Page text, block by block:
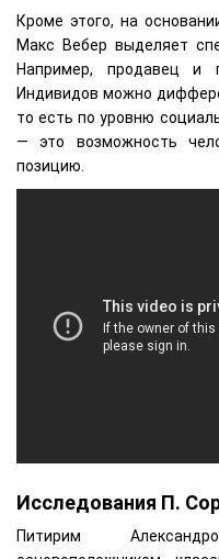
Кроме этого, на
Макс Вебер выделяет
Например, продавец и
Индивидов можно
то есть по уровню
— это возможность
позицию.
Исследования П.
Питирим